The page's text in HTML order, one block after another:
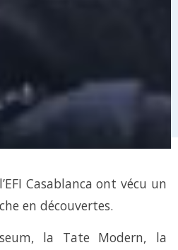
Casablanca ont vécu un
en découvertes.
la Tate Modern, la